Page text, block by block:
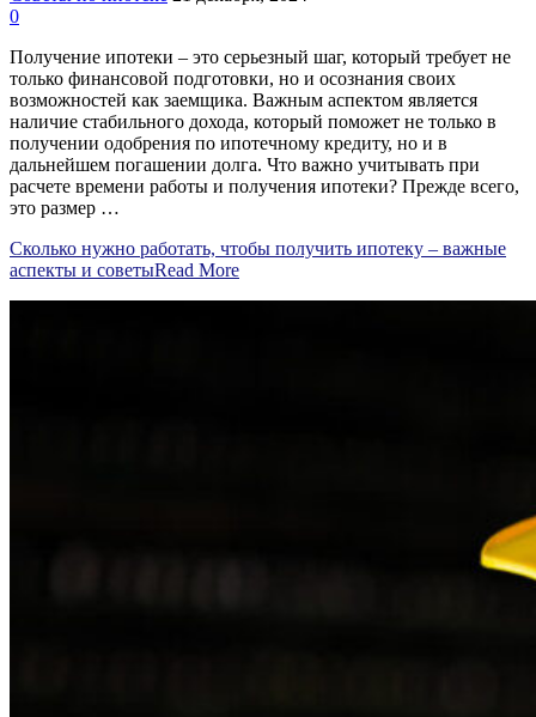
0
Получение ипотеки – это серьезный шаг, который требует не
только финансовой подготовки, но и осознания своих
возможностей как заемщика. Важным аспектом является
наличие стабильного дохода, который поможет не только в
получении одобрения по ипотечному кредиту, но и в
дальнейшем погашении долга. Что важно учитывать при
расчете времени работы и получения ипотеки? Прежде всего,
это размер …
Сколько нужно работать, чтобы получить ипотеку – важные
аспекты и советыRead More